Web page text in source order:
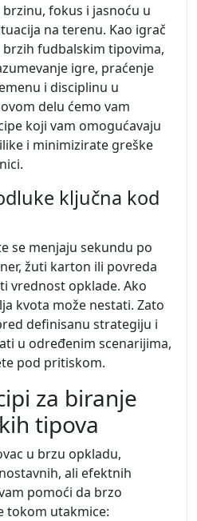
fokus i jasnoću u
na terenu. Kao igrač
brzih fudbalskim tipovima,
igre, praćenje
i disciplinu u
delu ćemo vam
koji vam omogućavaju
i minimizirate greške
ključna kod
se menjaju sekundu po
žuti karton ili povreda
vrednost opklade. Ako
kvota može nestati. Zato
definisanu strategiju i
u određenim scenarijima,
pod pritiskom.
za biranje
tipova
u brzu opkladu,
ali efektnih
pomoći da brzo
tokom utakmice: